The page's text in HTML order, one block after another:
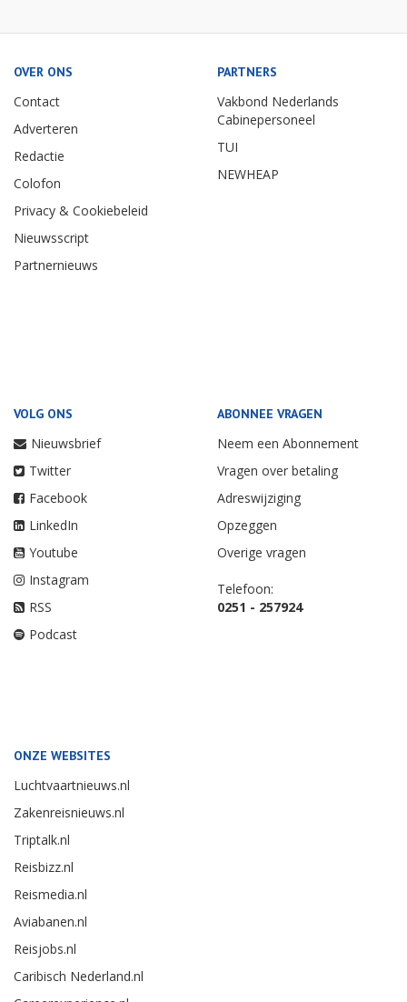
OVER ONS
Contact
Adverteren
Redactie
Colofon
Privacy & Cookiebeleid
Nieuwsscript
Partnernieuws
PARTNERS
Vakbond Nederlands
Cabinepersoneel
TUI
NEWHEAP
VOLG ONS
Nieuwsbrief
Twitter
Facebook
LinkedIn
Youtube
Instagram
RSS
Podcast
ABONNEE VRAGEN
Neem een Abonnement
Vragen over betaling
Adreswijziging
Opzeggen
Overige vragen
Telefoon:
0251 - 257924
ONZE WEBSITES
Luchtvaartnieuws.nl
Zakenreisnieuws.nl
Triptalk.nl
Reisbizz.nl
Reismedia.nl
Aviabanen.nl
Reisjobs.nl
Caribisch Nederland.nl